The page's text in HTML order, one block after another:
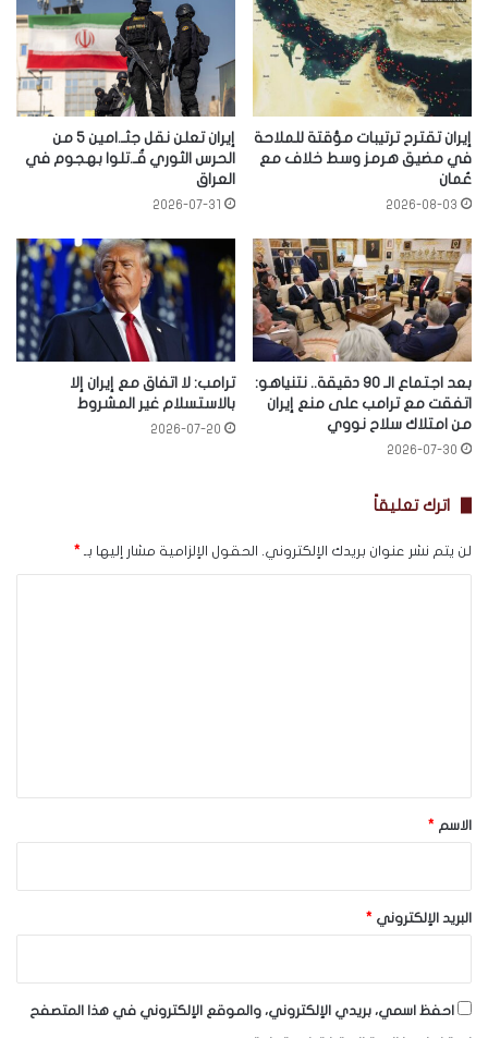
إيران تقترح ترتيبات مؤقتة للملاحة
في مضيق هرمز وسط خلاف مع
عُمان
2026-08-03
إيران تعلن نقل جثـ.امين 5 من
الحرس الثوري قُـ.تلوا بهجوم في
العراق
2026-07-31
بعد اجتماع الـ 90 دقيقة.. نتنياهو:
اتفقت مع ترامب على منع إيران
من امتلاك سلاح نووي
2026-07-30
ترامب: لا اتفاق مع إيران إلا
بالاستسلام غير المشروط
2026-07-20
اترك تعليقاً
لن يتم نشر عنوان بريدك الإلكتروني. الحقول الإلزامية مشار إليها بـ *
*الاسم *
البريد الإلكتروني *
احفظ اسمي، بريدي الإلكتروني، والموقع الإلكتروني في هذا المتصفح